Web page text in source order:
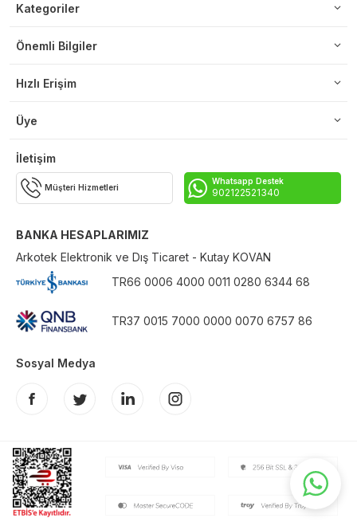
Kategoriler
Önemli Bilgiler
Hızlı Erişim
Üye
İletişim
Müşteri Hizmetleri
Whatsapp Destek
902122521340
BANKA HESAPLARIMIZ
Arkotek Elektronik ve Dış Ticaret - Kutay KOVAN
TR66 0006 4000 0011 0280 6344 68
TR37 0015 7000 0000 0070 6757 86
Sosyal Medya